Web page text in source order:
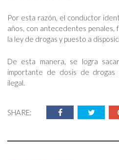
Por esta razón, el conductor
años, con antecedentes
la ley de drogas y puesto a
De esta manera, se logra
importante de dosis de drogas
ilegal.
SHARE: